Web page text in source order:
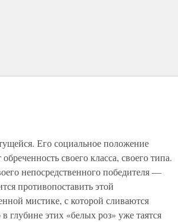
Его социальное положение
своего класса, своего типа.
непосредственного победителя —
противопоставить этой
мистике, с которой сливаются
этих «белых роз» уже таятся